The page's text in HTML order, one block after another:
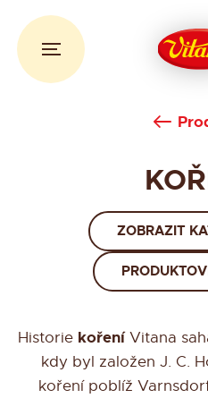
ZOBRAZIT
Historie kořeníVitana
kdy byl založen J. C.
koření poblíž